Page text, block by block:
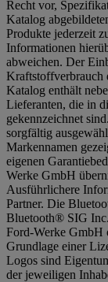
Recht vor,
Katalog
Produkte jederzeit
Informationen
abweichen. Der
Kraftstoffverbrauch
Katalog enthält
Lieferanten, die in
gekennzeichnet
sorgfältig
Markennamen
eigenen
Werke GmbH
Ausführlichere
Partner. Die
Bluetooth® SIG
Ford-Werke GmbH
Grundlage einer
Logos sind
der jeweiligen